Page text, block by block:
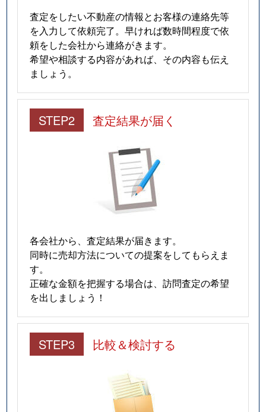
査定をしたい不動産の情報とお客様の連絡先等
を入力して依頼完了。早ければ数時間程度で依
頼をした会社から連絡がきます。
希望や相談する内容があれば、その内容も伝え
ましょう。
STEP2 査定結果が届く
各会社から、査定結果が届きます。
同時に売却方法についての提案をしてもらえま
す。
正確な金額を把握する場合は、訪問査定の希望
を出しましょう！
STEP3 比較＆検討する